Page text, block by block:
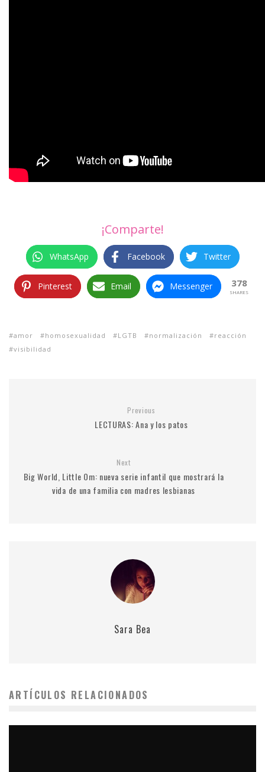
¡Comparte!
WhatsApp Facebook Twitter
Pinterest Email Messenger 378
SHARES
amor homosexualidad LGTB normalización
reacción
visibilidad
Previous
LECTURAS: Ana y los patos
Next
Big World, Little Om: nueva serie infantil que mostrará la
vida de una familia con madres lesbianas
Sara Bea
ARTÍCULOS RELACIONADOS